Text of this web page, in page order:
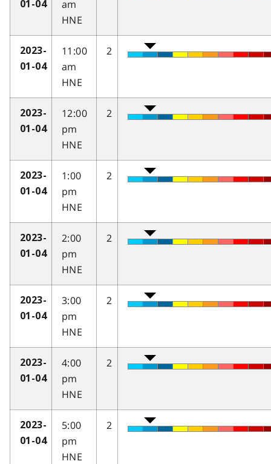
01-04
am
HNE
2023-
01-04
11:00
am
HNE
2
2023-
01-04
12:00
pm
HNE
2
2023-
01-04
1:00
pm
HNE
2
2023-
01-04
2:00
pm
HNE
2
2023-
01-04
3:00
pm
HNE
2
2023-
01-04
4:00
pm
HNE
2
2023-
01-04
5:00
pm
HNE
2